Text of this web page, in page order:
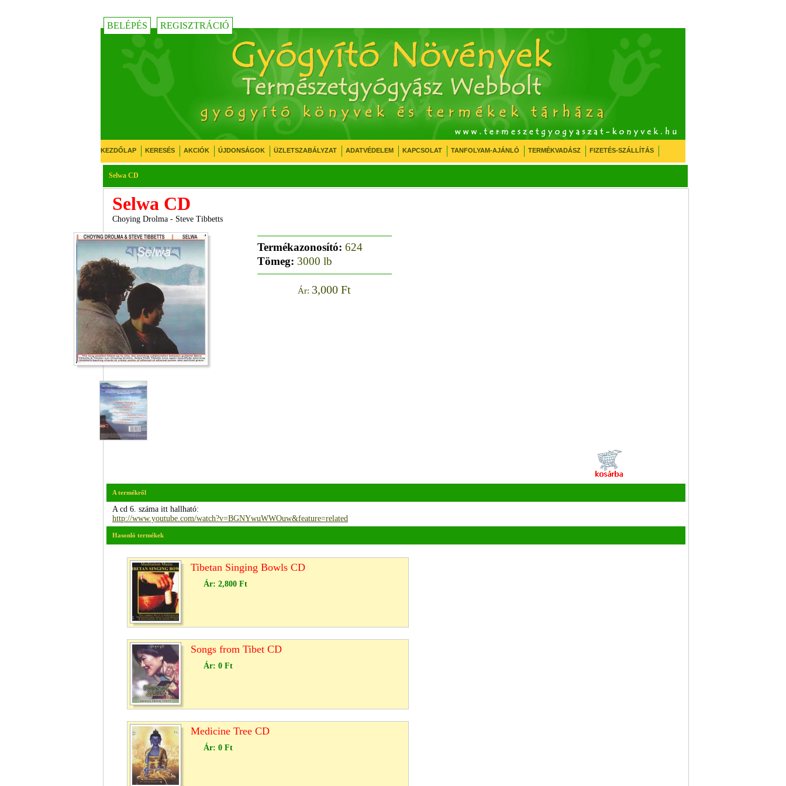
BELÉPÉS REGISZTRÁCIÓ
KEZDŐLAP KERESÉS AKCIÓK ÚJDONSÁGOK ÜZLETSZABÁLYZAT ADATVÉDELEM KAPCSOLAT TANFOLYAM-AJÁNLÓ TERMÉKVADÁSZ FIZETÉS-SZÁLLÍTÁS
Selwa CD
Selwa CD
Choying Drolma - Steve Tibbetts
Termékazonosító: 624
Tömeg: 3000 lb
Ár: 3,000 Ft
A termékről
A cd 6. száma itt hallható:
http://www.youtube.com/watch?v=BGNYwuWWOuw&feature=related
Hasonló termékek
Tibetan Singing Bowls CD
Ár: 2,800 Ft
Songs from Tibet CD
Ár: 0 Ft
Medicine Tree CD
Ár: 0 Ft